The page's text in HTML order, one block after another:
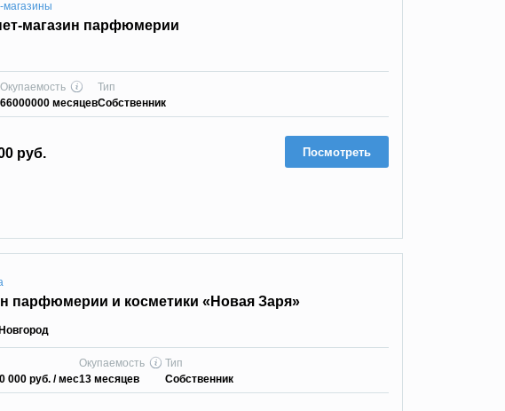
магазины
магазин парфюмерии
Окупаемость
66000000 месяцев
Тип
Собственник
руб. Посмотреть
парфюмерии и косметики «Новая Заря»
000 руб./ мес
Окупаемость
13 месяцев
Тип
Собственник